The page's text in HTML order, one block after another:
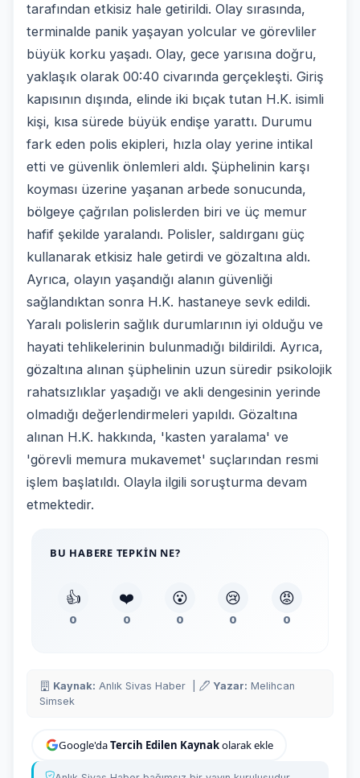
tarafından etkisiz hale getirildi. Olay sırasında,
terminalde panik yaşayan yolcular ve görevliler
büyük korku yaşadı. Olay, gece yarısına doğru,
yaklaşık olarak 00:40 civarında gerçekleşti. Giriş
kapısının dışında, elinde iki bıçak tutan H.K. isimli
kişi, kısa sürede büyük endişe yarattı. Durumu
fark eden polis ekipleri, hızla olay yerine intikal
etti ve güvenlik önlemleri aldı. Şüphelinin karşı
koyması üzerine yaşanan arbede sonucunda,
bölgeye çağrılan polislerden biri ve üç memur
hafif şekilde yaralandı. Polisler, saldırganı güç
kullanarak etkisiz hale getirdi ve gözaltına aldı.
Ayrıca, olayın yaşandığı alanın güvenliği
sağlandıktan sonra H.K. hastaneye sevk edildi.
Yaralı polislerin sağlık durumlarının iyi olduğu ve
hayati tehlikelerinin bulunmadığı bildirildi. Ayrıca,
gözaltına alınan şüphelinin uzun süredir psikolojik
rahatsızlıklar yaşadığı ve akli dengesinin yerinde
olmadığı değerlendirmeleri yapıldı. Gözaltına
alınan H.K. hakkında, 'kasten yaralama' ve
'görevli memura mukavemet' suçlarından resmi
işlem başlatıldı. Olayla ilgili soruşturma devam
etmektedir.
BU HABERE TEPKIN NE?
👍
0
❤️
0
😮
0
😢
0
😡
0
Kaynak: Anlık Sivas Haber | Yazar: Melihcan
Simsek
Google'daTercih Edilen Kaynakolarak ekle